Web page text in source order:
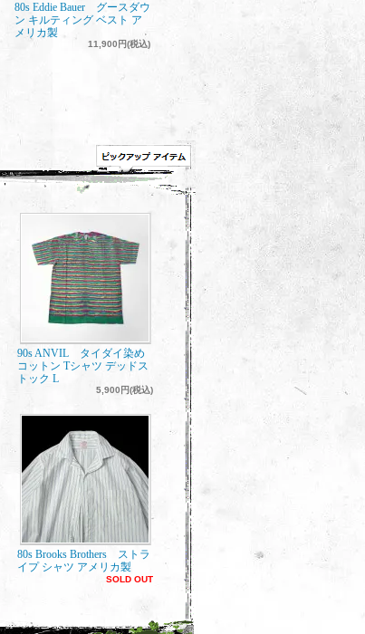
80s Eddie Bauer グースダウ
ン キルティング ベスト ア
メリカ製
11,900円(税込)
90s ANVIL タイダイ染め
コットン Tシャツ デッドス
トック L
5,900円(税込)
80s Brooks Brothers ストラ
イプ シャツ アメリカ製
SOLD OUT